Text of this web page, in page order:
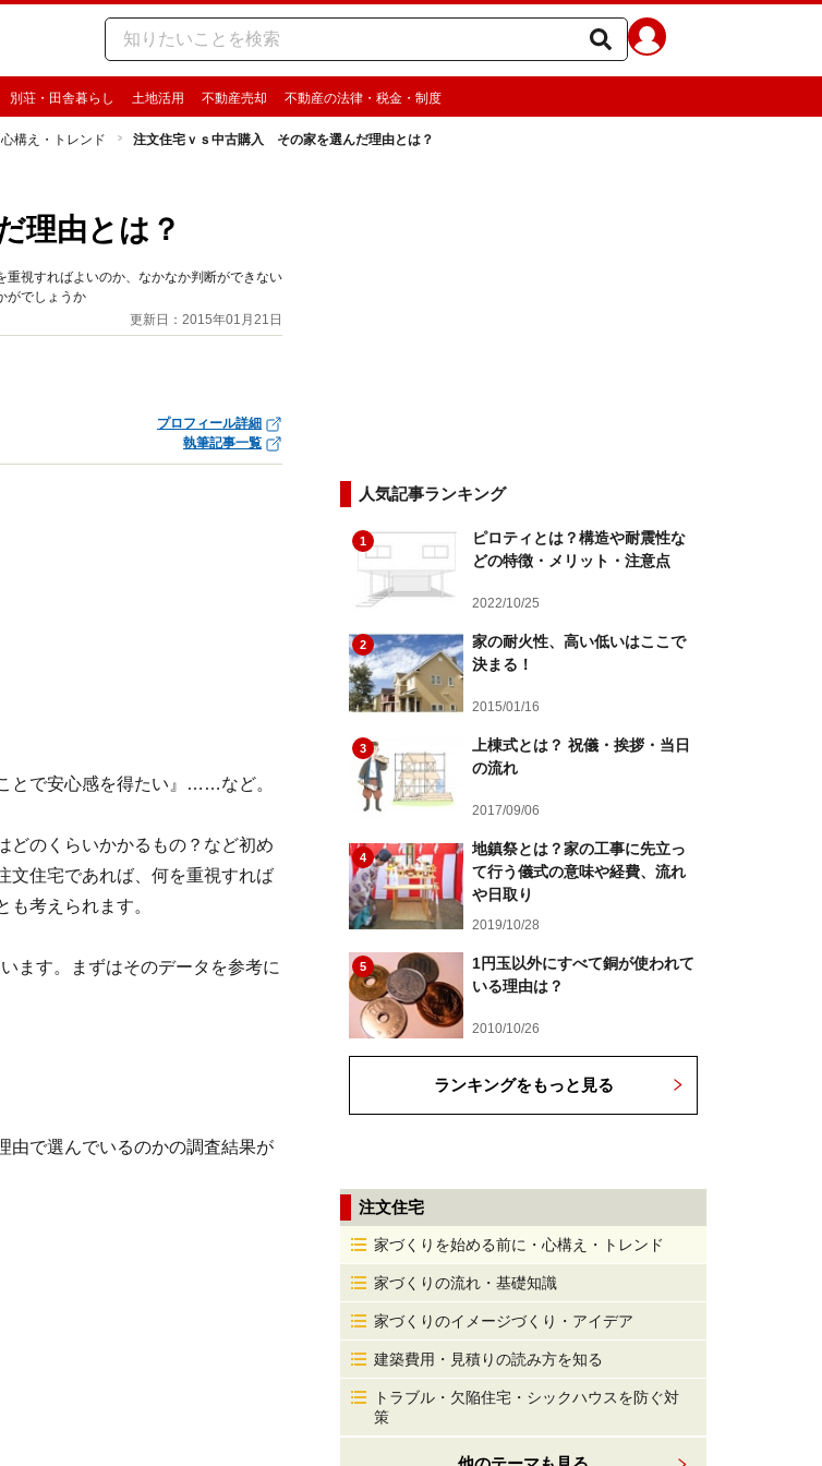
別荘・田舎暮らし 土地活用 不動産売却 不動産の法律・税金・制度
構え・トレンド 注文住宅ｖｓ中古購入 その家を選んだ理由とは？
理由とは？
視すればよいのか、なかなか判断ができない
がでしょうか
更新日：2015年01月21日
プロフィール詳細
執筆記事一覧
とで安心感を得たい』……など。
のくらいかかるもの？など初め
文住宅であれば、何を重視すれば
考えられます。
ます。まずはそのデータを参考に
由で選んでいるのかの調査結果が
人気記事ランキング
1
ピロティとは？構造や耐震性な
どの特徴・メリット・注意点
2022/10/25
2
家の耐火性、高い低いはここで
決まる！
2015/01/16
3
上棟式とは？ 祝儀・挨拶・当日
の流れ
2017/09/06
4
地鎮祭とは？家の工事に先立っ
て行う儀式の意味や経費、流れ
や日取り
2019/10/28
5
1円玉以外にすべて銅が使われて
いる理由は？
2010/10/26
ランキングをもっと見る
注文住宅
家づくりを始める前に・心構え・トレンド
家づくりの流れ・基礎知識
家づくりのイメージづくり・アイデア
建築費用・見積りの読み方を知る
トラブル・欠陥住宅・シックハウスを防ぐ対
策